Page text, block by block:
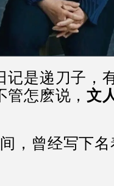
记是递刀子，
怎麽说， 文
，曾经写下